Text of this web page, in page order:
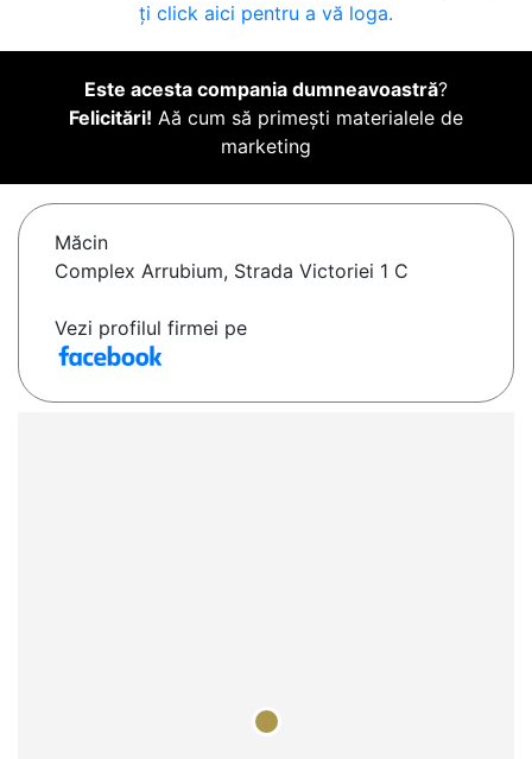
ți click aici pentru a vă loga.
Este acesta compania dumneavoastră?
Felicitări! Aă cum să primești materialele de
marketing
Măcin
Complex Arrubium, Strada Victoriei 1 C
Vezi profilul firmei pe